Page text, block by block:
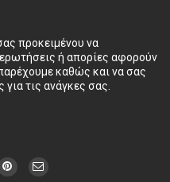
προκειμένου να
ή απορίες αφορούν
καθώς και να σας
τις ανάγκες σας.